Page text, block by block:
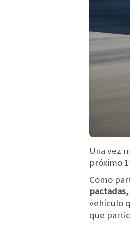
Una vez
próximo
Como
vehículo
que